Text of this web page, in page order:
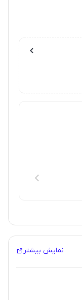
نمایش بیشتر